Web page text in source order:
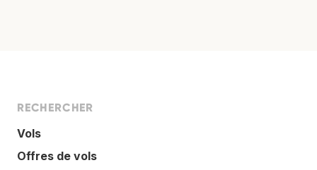
RECHERCHER
Vols
Offres de vols